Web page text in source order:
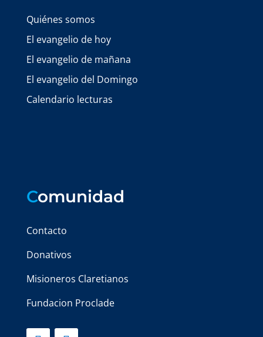
Quiénes somos
El evangelio de hoy
El evangelio de mañana
El evangelio del Domingo
Calendario lecturas
Comunidad
Contacto
Donativos
Misioneros Claretianos
Fundacion Proclade